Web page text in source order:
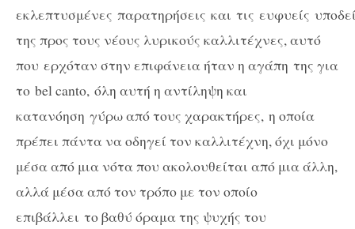
εκλεπτυσμένες παρατηρήσεις και τις ευφυείς
της προς τους νέους λυρικούς καλλιτέχνες, αυτό
που ερχόταν στην επιφάνεια ήταν η αγάπη της για
το bel canto, όλη αυτή η αντίληψη και
κατανόηση γύρω από τους χαρακτήρες, η οποία
πρέπει πάντα να οδηγεί τον καλλιτέχνη, όχι μόνο
μέσα από μια νότα που ακολουθείται από μια άλλη,
αλλά μέσα από τον τρόπο με τον οποίο
επιβάλλει το βαθύ όραμα της ψυχής του